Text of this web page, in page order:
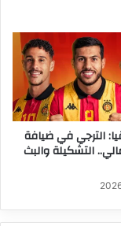
الترجي في ضيافة
التشكيلة والبث